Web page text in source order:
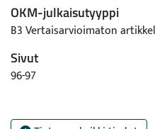
OKM-julkaisutyyppi
B3 Vertaisarvioimaton
Sivut
96-97